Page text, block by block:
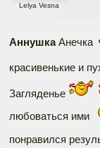
Lelya Vesna
АннушкаАнечка
красивенькие и
Загляденье
любоваться ими
понравился